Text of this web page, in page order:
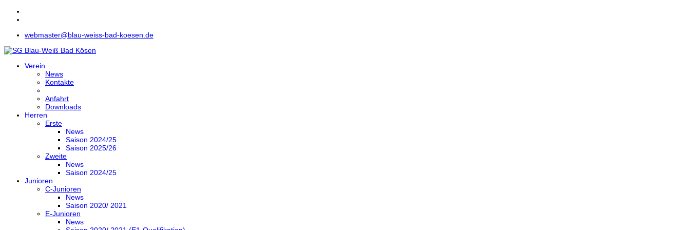
webmaster@blau-weiss-bad-koesen.de
Verein
News
Kontakte
Anfahrt
Downloads
Herren
Erste
News
Saison 2024/25
Saison 2025/26
Zweite
News
Saison 2024/25
Junioren
C-Junioren
News
Saison 2020/ 2021
E-Junioren
News